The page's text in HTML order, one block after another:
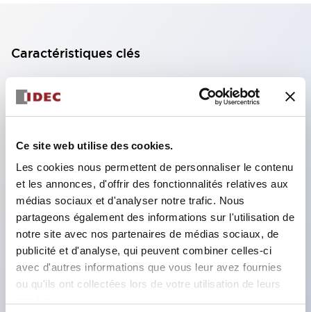
Ce site web utilise des cookies.
Les cookies nous permettent de personnaliser le contenu
et les annonces, d'offrir des fonctionnalités relatives aux
médias sociaux et d'analyser notre trafic. Nous
partageons également des informations sur l'utilisation de
notre site avec nos partenaires de médias sociaux, de
publicité et d'analyse, qui peuvent combiner celles-ci
avec d'autres informations que vous leur avez fournies
ou qu'ils ont collectées lors de votre utilisation de leurs
Caractéristiques clés
Unité d'affichage compacte avec 8 types de
surface ultra-haute luminosité.
Réduction du temps de câblage grâce à la
structure à bornes SS, intégration du capot de
borne et du corps, et structure anti-chute des vis.
Utilisation d'une plaque de liaison avec capot,
éliminant le besoin de capot de protection contre
les chocs électriques (lors de l'utilisation avec